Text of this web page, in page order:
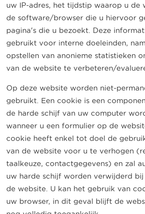
uw IP-adres, het tijdstip waarop u de
de software/browser die u hiervoor
pagina's die u bezoekt. Deze
gebruikt voor interne doeleinden,
opstellen van anonieme statistieken
van de website te verbeteren/
Op deze website worden niet-
gebruikt. Een cookie is een
de harde schijf van uw computer
wanneer u een formulier op de
cookie heeft enkel tot doel de
van de website voor u te verhogen
taalkeuze, contactgegevens) en zal
uw harde schijf worden verwijderd
de website. U kan het gebruik van
uw browser, in dit geval blijft de